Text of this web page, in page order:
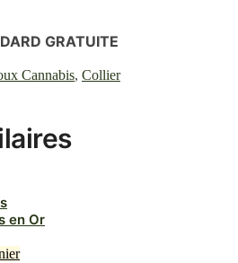
GRATUITE
Cannabis, Collier
en Or